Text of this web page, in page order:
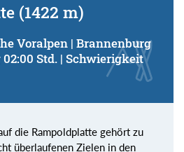
(1422 m)
Voralpen | Brannenburg
Std. | Schwierigkeit
die Rampoldplatte gehört zu
überlaufenen Zielen in den